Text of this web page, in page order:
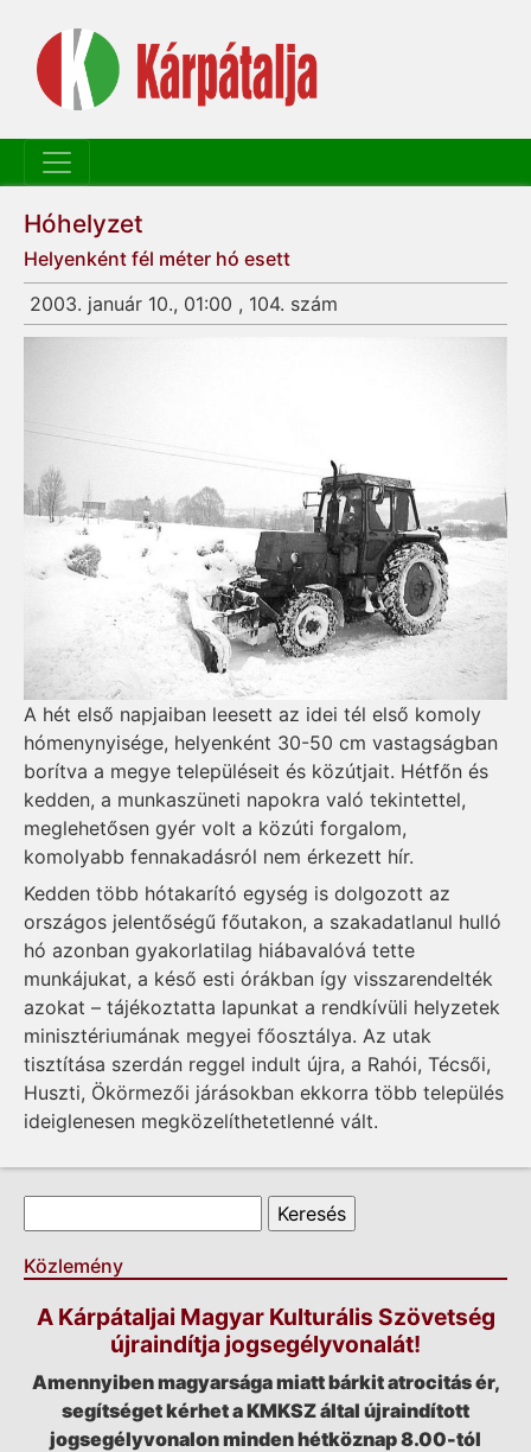
Hóhelyzet
Helyenként fél méter hó esett
2003. január 10., 01:00 , 104. szám
A hét első napjaiban leesett az idei tél első komoly
hómeny­nyisége, helyenként 30-50 cm vastagságban
borítva a megye településeit és közútjait. Hétfőn és
kedden, a munkaszüneti napokra való tekintettel,
meglehetősen gyér volt a közúti forgalom,
komolyabb fennakadásról nem érkezett hír.
Kedden több hótakarító egység is dolgozott az
országos jelentőségű főutakon, a szakadatlanul hulló
hó azonban gyakorlatilag hiábavalóvá tette
munkájukat, a késő esti órákban így visszarendelték
azokat – tájékoztatta lapunkat a rendkívüli helyzetek
minisztériumának megyei főosztálya. Az utak
tisztítása szerdán reggel indult újra, a Rahói, Técsői,
Huszti, Ökörmezői járásokban ekkorra több település
ideiglenesen megközelíthetetlenné vált.
Keresés űrlap
Keresés
Közlemény
A Kárpátaljai Magyar Kulturális Szövetség
újraindítja jogsegélyvonalát!
Amennyiben magyarsága miatt bárkit atrocitás ér,
segítséget kérhet a KMKSZ által újraindított
jogsegélyvonalon minden hétköznap 8.00-tól